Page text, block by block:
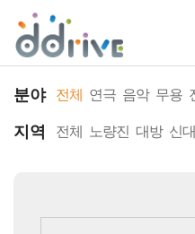
분야 전체 연극 음악 무용
지역 전체 노량진 대방 신